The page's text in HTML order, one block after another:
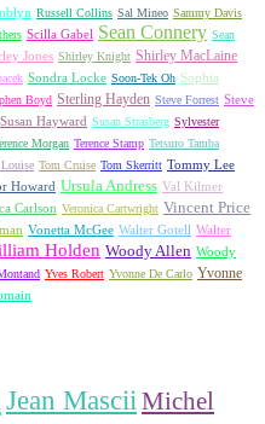
Russell Collins Sal Mineo Sammy Davis
Scilla Gabel Sean Connery Sean
Jones Shirley Knight Shirley MacLaine
Sondra Locke Soon-Tek Oh Sophia
Boyd Sterling Hayden Steve Forrest Steve
Susan Hayward Susan Strasberg Sylvester
Morgan Terence Stamp Tetsuro Tamba
Tom Cruise Tom Skerritt Tommy Lee
Howard Ursula Andress Val Kilmer
Carlson Veronica Cartwright Vincent Price
Vonetta McGee Walter Gotell Walter
Holden Woody Allen Woody
Yves Robert Yvonne De Carlo Yvonne
Jean Mascii Michel